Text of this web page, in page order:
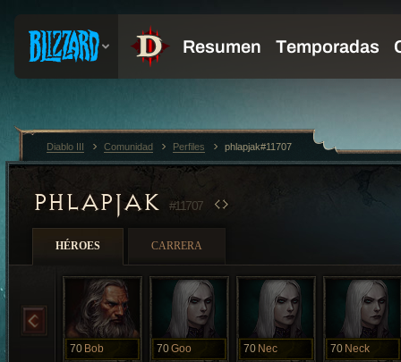
PHLAPJAK #11707
HÉROES CARRERA
70 Bob 70Goo 70 Nec 70 Neck
Diablo III Comunidad Perfiles phlapjak#11707